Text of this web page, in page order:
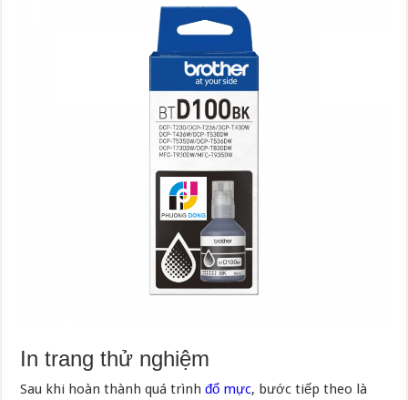
In trang thử nghiệm
Sau khi hoàn thành quá trình đổ mực, bước tiếp theo là